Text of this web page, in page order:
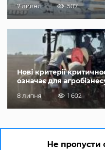
7 липня 507
Нові критерії
означає для
8 липня 1 602
Не пропусти